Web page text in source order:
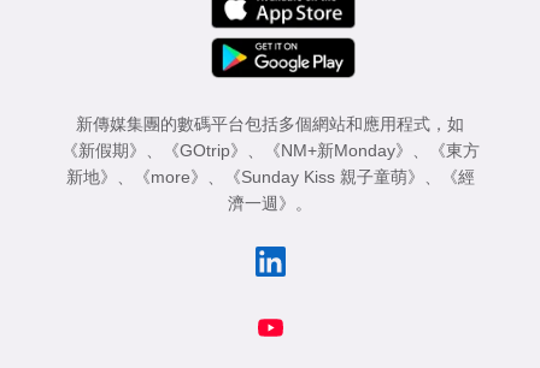
新傳媒集團的數碼平台包括多個網站和應用程式，如
《新假期》
《GOtrip》 《NM+新Monday》
《東方
新地》
《more》 《Sunday Kiss 親子童萌》
《經
濟一週》
。